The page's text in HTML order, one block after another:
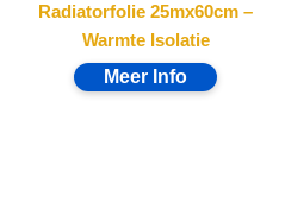
Radiatorfolie 25mx60cm –
Warmte Isolatie